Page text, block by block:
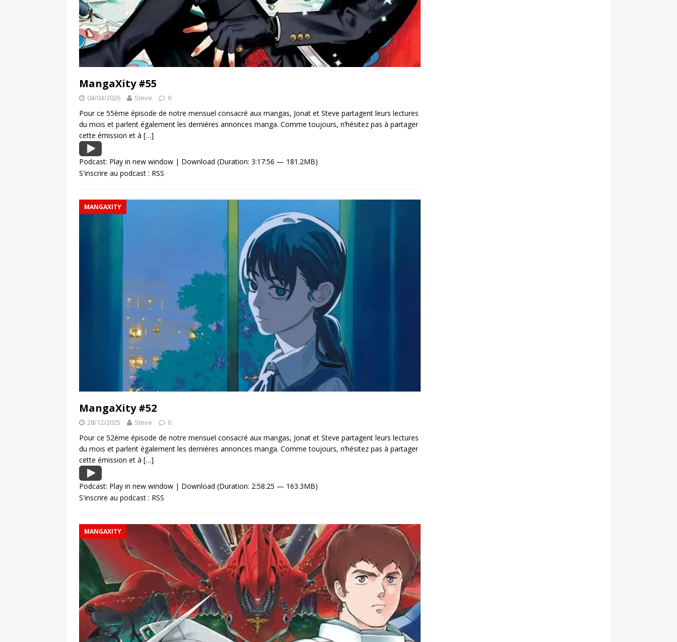
MangaXity #55
04/04/2026 Steve 0
Pour ce 55ème épisode de notre mensuel consacré aux mangas, Jonat et Steve partagent leurs lectures
du mois et parlent également les dernières annonces manga. Comme toujours, n’hésitez pas à partager
cette émission et à […]
Podcast: Play in new window | Download (Duration: 3:17:56 — 181.2MB)
S'inscrire au podcast : RSS
MANGAXITY
MangaXity #52
28/12/2025 Steve 0
Pour ce 52ème épisode de notre mensuel consacré aux mangas, Jonat et Steve partagent leurs lectures
du mois et parlent également les dernières annonces manga. Comme toujours, n’hésitez pas à partager
cette émission et à […]
Podcast: Play in new window | Download (Duration: 2:58:25 — 163.3MB)
S'inscrire au podcast : RSS
MANGAXITY